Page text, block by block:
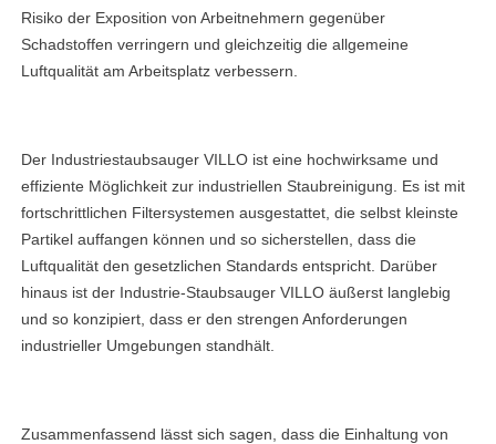
Risiko der Exposition von Arbeitnehmern gegenüber
Schadstoffen verringern und gleichzeitig die allgemeine
Luftqualität am Arbeitsplatz verbessern.
Der Industriestaubsauger VILLO ist eine hochwirksame und
effiziente Möglichkeit zur industriellen Staubreinigung. Es ist mit
fortschrittlichen Filtersystemen ausgestattet, die selbst kleinste
Partikel auffangen können und so sicherstellen, dass die
Luftqualität den gesetzlichen Standards entspricht. Darüber
hinaus ist der Industrie-Staubsauger VILLO äußerst langlebig
und so konzipiert, dass er den strengen Anforderungen
industrieller Umgebungen standhält.
Zusammenfassend lässt sich sagen, dass die Einhaltung von